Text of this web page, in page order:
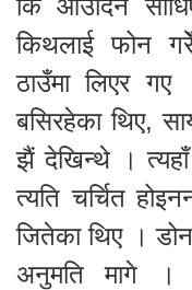
किथलाई फोन
ठाउँमा लिएर
बसिरहेका थिए,
झैं देखिन्थे ।
त्यति चर्चित
जितेका थिए ।
अनुमति मागे ।